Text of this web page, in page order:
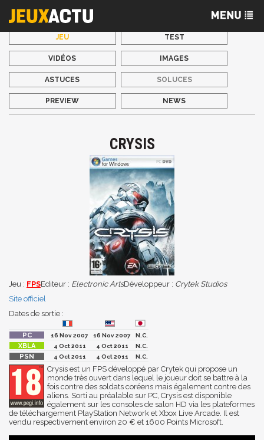
JEU TEST
VIDÉOS IMAGES
ASTUCES SOLUCES
PREVIEW NEWS
CRYSIS
Jeu : FPSEditeur : Electronic ArtsDéveloppeur : Crytek Studios
Site officiel
Dates de sortie :
16 Nov 2007 16 Nov 2007
N.C.
4 Oct 2011
4 Oct 2011
N.C.
4 Oct 2011
4 Oct 2011 N.C.
Crysis est un FPS développé par Crytek qui propose un
monde très ouvert dans lequel le joueur doit se battre à la
fois contre des soldats coréens mais également contre des
aliens. Sorti au préalable sur PC, Crysis est disponible
également sur les consoles de salon HD via les plateformes
de téléchargement PlayStation Network et Xbox Live Arcade. Il est
vendu respectivement environ 20 € et 1600 Points Microsoft.